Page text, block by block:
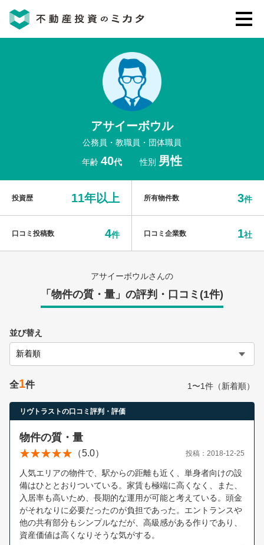
不動産投資のミカタとは
不動産投資会社の評判・口コミ
アサイーボウル
公務員・教職員・団体職員
年齢 40代 性別 男性
投資歴 11年以上 所有物件数 3件
口コミ投稿数 4件 口コミ企業数 1社
アサイーボウルさんの
「物件の質・量」の評判・口コミ(1件)
並び替え
全1件 1〜1件（新着順）
リヴトラストの口コミ評判・評価
物件の質・量
（5.0） 投稿：2018-12-25
人気エリアの物件で、駅からの距離も近く、単身者向けの設
備はひととおりついている。家賃も極端に高くなく、また、
入居率も高いため、長期的な運用が可能と考えている。頭金
がそれなりに必要だったのが負担であった。エントランスや
他の共有部分もシンプルなだが、高級感がある作りであり、
資産価値は高くなりそうな気がする。